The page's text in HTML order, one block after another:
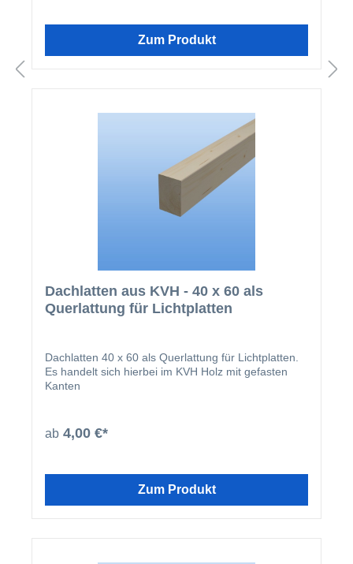
Zum Produkt
Dachlatten aus KVH - 40 x 60 als
Querlattung für Lichtplatten
Dachlatten 40 x 60 als Querlattung für Lichtplatten.
Es handelt sich hierbei im KVH Holz mit gefasten
Kanten
ab 4,00 €*
Zum Produkt